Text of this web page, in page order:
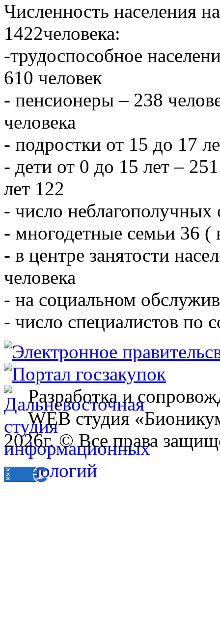
Численность населения
1422человека:
-трудоспособное
610 человек
- пенсионеры – 238
человека
- подростки от 15 до 17
- дети от 0 до 15 лет –
лет 122
- число
- многодетные семьи 36 (
- в центре занятости
человека
- на социальном
- число специалистов по
Разработка и
WEB студия
2026г. © Все права